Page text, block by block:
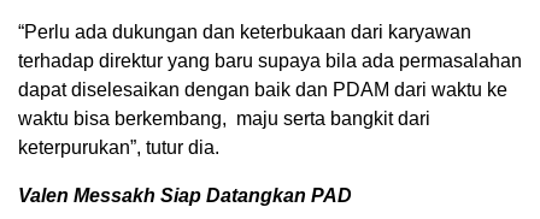
“Perlu ada dukungan dan keterbukaan dari karyawan
terhadap direktur yang baru supaya bila ada permasalahan
dapat diselesaikan dengan baik dan PDAM dari waktu ke
waktu bisa berkembang, maju serta bangkit dari
keterpurukan”, tutur dia.
Valen Messakh Siap Datangkan PAD